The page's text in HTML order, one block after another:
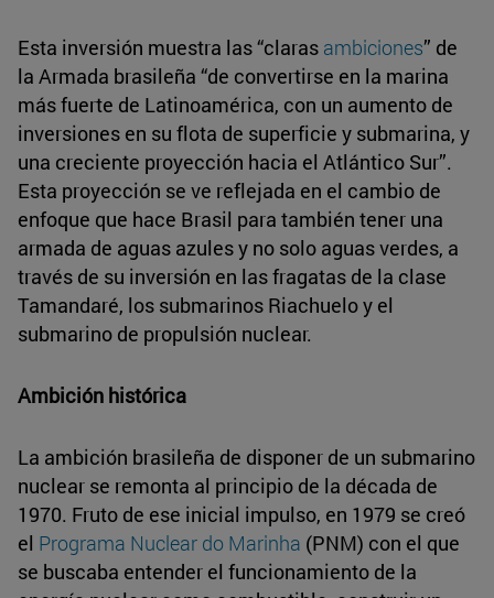
Esta inversión muestra las “claras ambiciones” de
la Armada brasileña “de convertirse en la marina
más fuerte de Latinoamérica, con un aumento de
inversiones en su flota de superficie y submarina, y
una creciente proyección hacia el Atlántico Sur”.
Esta proyección se ve reflejada en el cambio de
enfoque que hace Brasil para también tener una
armada de aguas azules y no solo aguas verdes, a
través de su inversión en las fragatas de la clase
Tamandaré, los submarinos Riachuelo y el
submarino de propulsión nuclear.
Ambición histórica
La ambición brasileña de disponer de un submarino
nuclear se remonta al principio de la década de
1970. Fruto de ese inicial impulso, en 1979 se creó
el Programa Nuclear do Marinha (PNM) con el que
se buscaba entender el funcionamiento de la